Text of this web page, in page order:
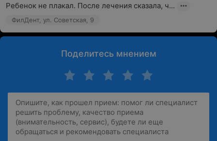
Ребенок не плакал. После лечения сказала, ч...
ФилДент, ул. Советская, 9
Поделитесь мнением